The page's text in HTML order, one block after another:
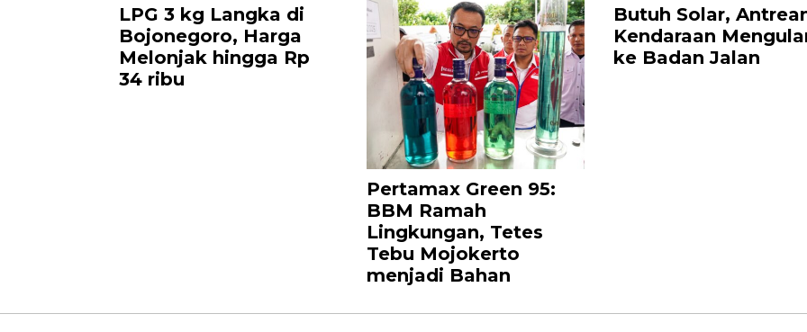
LPG 3 kg Langka di
Bojonegoro, Harga
Melonjak hingga Rp
34 ribu
Pertamax Green 95:
BBM Ramah
Lingkungan, Tetes
Tebu Mojokerto
menjadi Bahan
Butuh Solar,
Kendaraan
ke Badan Jalan